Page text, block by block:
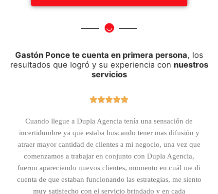
Gastón Ponce te cuenta en primera persona, los
resultados que logró y su experiencia con nuestros
servicios

Cuando llegue a Dupla Agencia tenía una sensación de
incertidumbre ya que estaba buscando tener mas difusión y
atraer mayor cantidad de clientes a mi negocio, una vez que
comenzamos a trabajar en conjunto con Dupla Agencia,
fueron apareciendo nuevos clientes, momento en cuál me di
cuenta de que estaban funcionando las estrategias, me siento
muy satisfecho con el servicio brindado y en cada